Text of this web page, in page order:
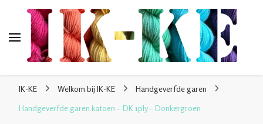
sokkenwol
IK-KE Welkom bij IK-KE
Handgeverfde garen
Handgeverfde garen katoen – DK 1ply – Donkergroen